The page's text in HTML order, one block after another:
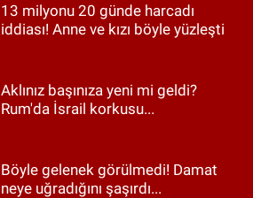
13 milyonu 20 günde harcadı
iddiası! Anne ve kızı böyle yüzleşti
Aklınız başınıza yeni mi geldi?
Rum'da İsrail korkusu...
Böyle gelenek görülmedi! Damat
neye uğradığını şaşırdı...